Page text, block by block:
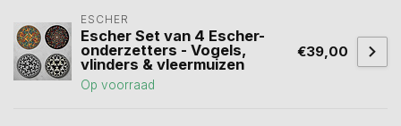
ESCHER
Escher Set van 4 Escher-
onderzetters - Vogels,
vlinders & vleermuizen
Op voorraad
€39,00